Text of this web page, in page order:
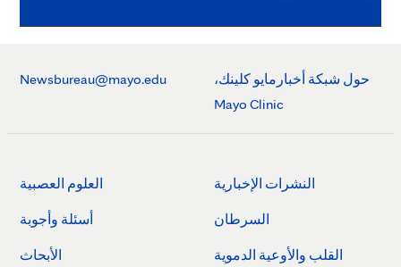
حول شبكة أخبارمايو كلينك،
Mayo Clinic
Newsbureau@mayo.edu
النشرات الإخبارية
السرطان
القلب والأوعية الدموية
العلوم العصبية
أسئلة وأجوبة
الأبحاث